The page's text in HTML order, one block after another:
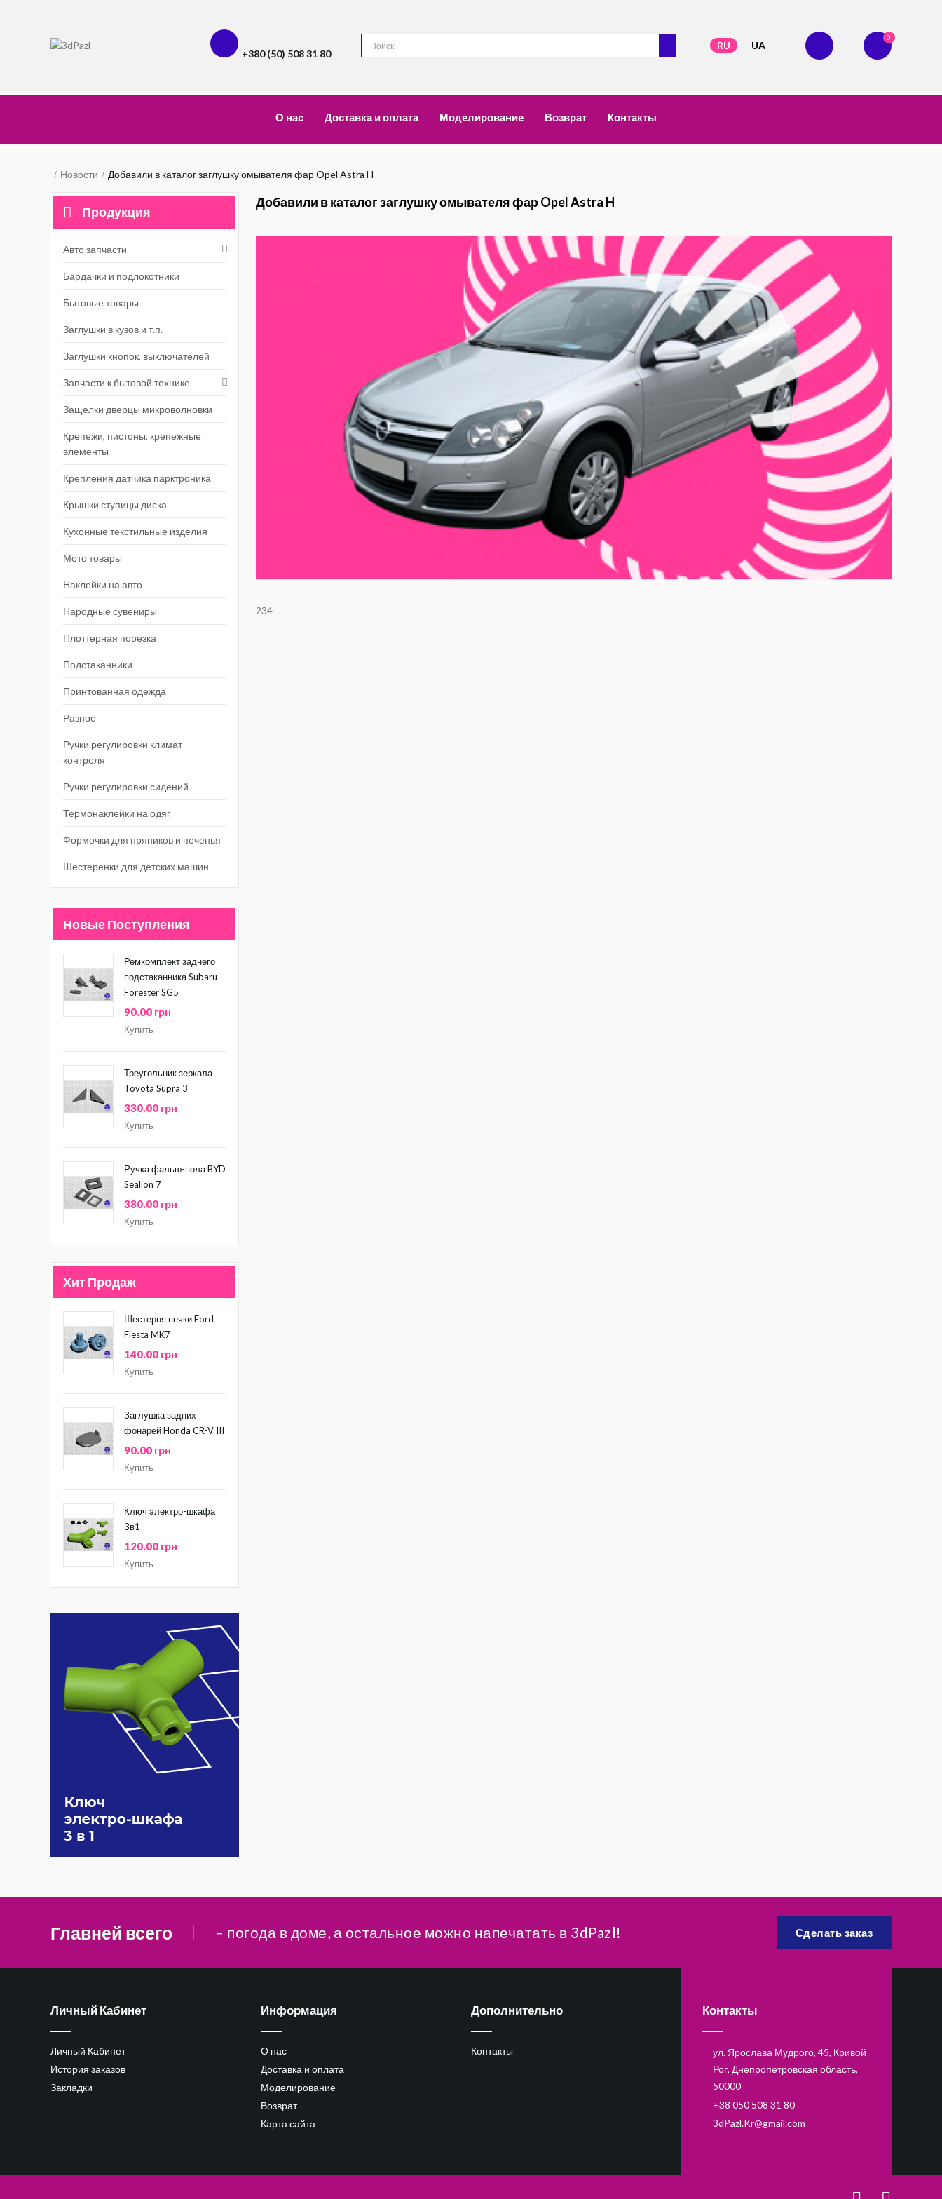
+380 (50) 508 31 80
RU UA
0
О нас Доставка и оплата Моделирование Возврат Контакты
Новости Добавили в каталог заглушку омывателя фар Opel Astra H
Продукция
Авто запчасти
Бардачки и подлокотники
Бытовые товары
Заглушки в кузов и т.п.
Заглушки кнопок, выключателей
Запчасти к бытовой технике
Защелки дверцы микроволновки
Крепежи, пистоны, крепежные
элементы
Крепления датчика парктроника
Крышки ступицы диска
Кухонные текстильные изделия
Мото товары
Наклейки на авто
Народные сувениры
Плоттерная порезка
Подстаканники
Принтованная одежда
Разное
Ручки регулировки климат
контроля
Ручки регулировки сидений
Термонаклейки на одяг
Формочки для пряников и печенья
Шестеренки для детских машин
Новые Поступления
Ремкомплект заднего
подстаканника Subaru
Forester SG5
90.00 грн
Купить
Треугольник зеркала
Toyota Supra 3
330.00 грн
Купить
Ручка фальш-пола BYD
Sealion 7
380.00 грн
Купить
Хит Продаж
Шестерня печки Ford
Fiesta MK7
140.00 грн
Купить
Заглушка задних
фонарей Honda CR-V III
90.00 грн
Купить
Ключ электро-шкафа
3в1
120.00 грн
Купить
Добавили в каталог заглушку омывателя фар Opel Astra H
234
Главней всего – погода в доме, а остальное можно напечатать в 3dPazl! Сделать заказ
Личный Кабинет
Личный Кабинет
История заказов
Закладки
Информация
О нас
Доставка и оплата
Моделирование
Возврат
Карта сайта
Дополнительно
Контакты
Контакты
ул. Ярослава Мудрого, 45, Кривой
Рог, Днепропетровская область,
50000
+38 050 508 31 80
3dPazl.Kr@gmail.com